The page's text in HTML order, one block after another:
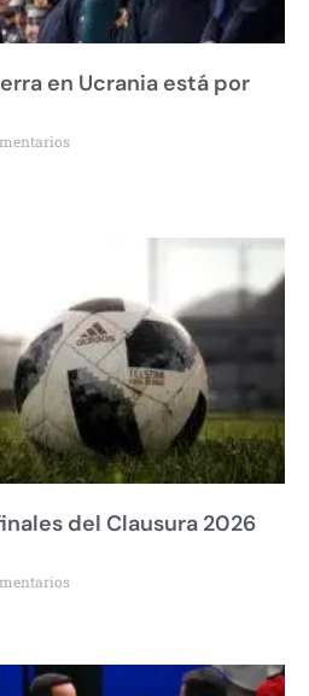
en Ucrania está por
del Clausura 2026